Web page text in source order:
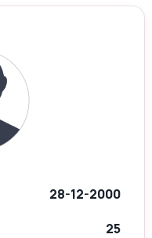
28-12-2000
25